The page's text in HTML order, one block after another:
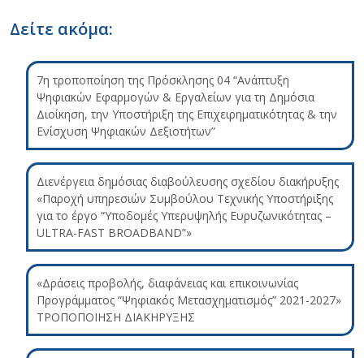
Δείτε ακόμα:
7η τροποποίηση της Πρόσκλησης 04 “Ανάπτυξη
Ψηφιακών Εφαρμογών & Εργαλείων για τη Δημόσια
Διοίκηση, την Υποστήριξη της Επιχειρηματικότητας & την
Ενίσχυση Ψηφιακών Δεξιοτήτων”
Διενέργεια δημόσιας διαβούλευσης σχεδίου διακήρυξης
«Παροχή υπηρεσιών Συμβούλου Τεχνικής Υποστήριξης
για το έργο “Υποδομές Υπερυψηλής Ευρυζωνικότητας –
ULTRA-FAST BROADBAND”»
«Δράσεις προβολής, διαφάνειας και επικοινωνίας
Προγράμματος “Ψηφιακός Μετασχηματισμός” 2021-2027»
ΤΡΟΠΟΠΟΙΗΣΗ ΔΙΑΚΗΡΥΞΗΣ